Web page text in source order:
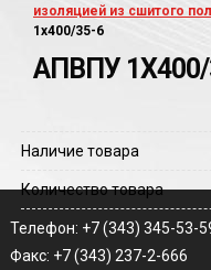
изоляцией из сшитого
1х400/35-6
АПВПУ
Наличие товара
Количество товара
Телефон: +7 (343) 345-53-
Факс: +7 (343) 237-2-666